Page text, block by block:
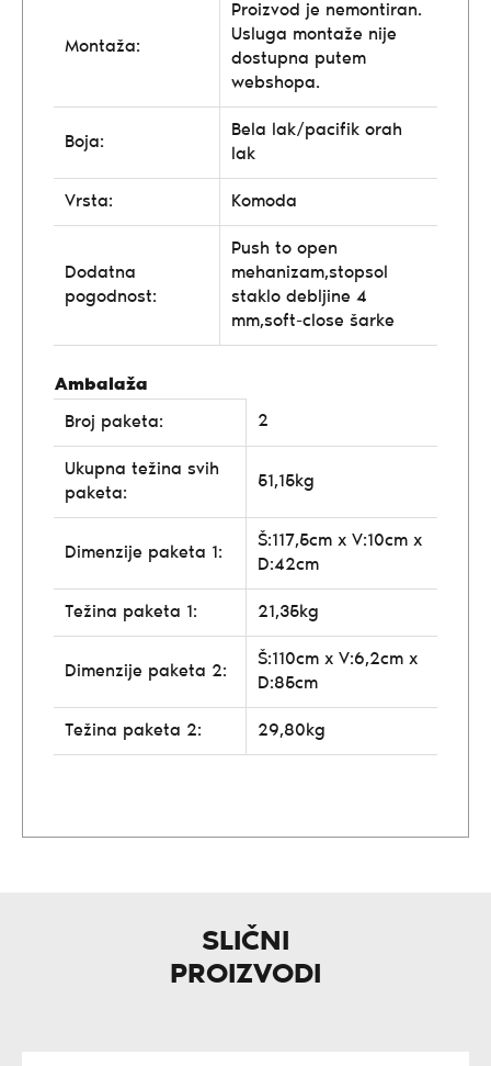
Montaža:
Proizvod je nemontiran.
Usluga montaže nije
dostupna putem
webshopa.
Boja:
Bela lak/pacifik orah
lak
Vrsta: Komoda
Dodatna
pogodnost:
Push to open
mehanizam,stopsol
staklo debljine 4
mm,soft-close šarke
Ambalaža
Broj paketa:
2
Ukupna težina svih
paketa:
51,15kg
Dimenzije paketa 1:
Š:117,5cm x V:10cm x
D:42cm
Težina paketa 1: 21,35kg
Dimenzije paketa 2:
Š:110cm x V:6,2cm x
D:85cm
Težina paketa 2: 29,80kg
SLIČNI
PROIZVODI